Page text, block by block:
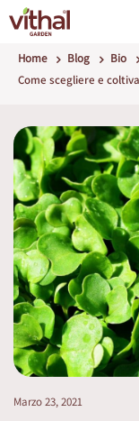
Home Blog
Bio
Come scegliere e
Marzo 23, 2021